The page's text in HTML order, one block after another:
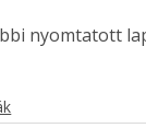
nyomtatott